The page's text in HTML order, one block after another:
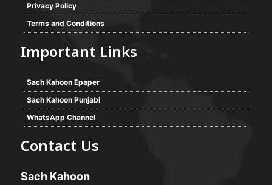
Privacy Policy
Terms and Conditions
Important Links
Sach Kahoon Epaper
Sach Kahoon Punjabi
WhatsApp Channel
Contact Us
Sach Kahoon